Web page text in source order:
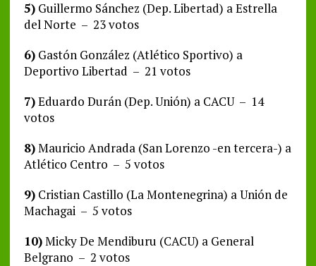
5)Guillermo Sánchez (Dep. Libertad) a Estrella
del Norte – 23 votos
6)Gastón González (Atlético Sportivo) a
Deportivo Libertad – 21 votos
7)Eduardo Durán (Dep. Unión) a CACU – 14
votos
8)Mauricio Andrada (San Lorenzo -en tercera-) a
Atlético Centro – 5 votos
9)Cristian Castillo (La Montenegrina) a Unión de
Machagai – 5 votos
10)Micky De Mendiburu (CACU) a General
Belgrano – 2 votos